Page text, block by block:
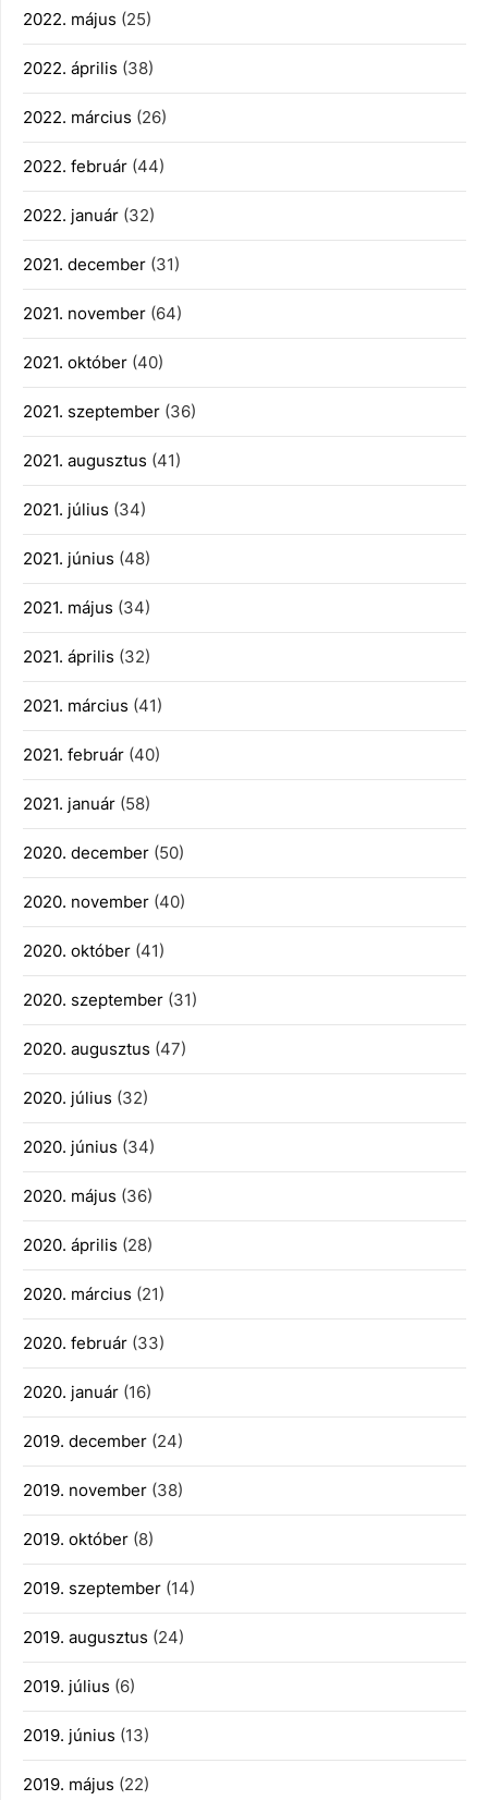
2022. május (25)
2022. április (38)
2022. március (26)
2022. február (44)
2022. január (32)
2021. december (31)
2021. november (64)
2021. október (40)
2021. szeptember (36)
2021. augusztus (41)
2021. július (34)
2021. június (48)
2021. május (34)
2021. április (32)
2021. március (41)
2021. február (40)
2021. január (58)
2020. december (50)
2020. november (40)
2020. október (41)
2020. szeptember (31)
2020. augusztus (47)
2020. július (32)
2020. június (34)
2020. május (36)
2020. április (28)
2020. március (21)
2020. február (33)
2020. január (16)
2019. december (24)
2019. november (38)
2019. október (8)
2019. szeptember (14)
2019. augusztus (24)
2019. július (6)
2019. június (13)
2019. május (22)